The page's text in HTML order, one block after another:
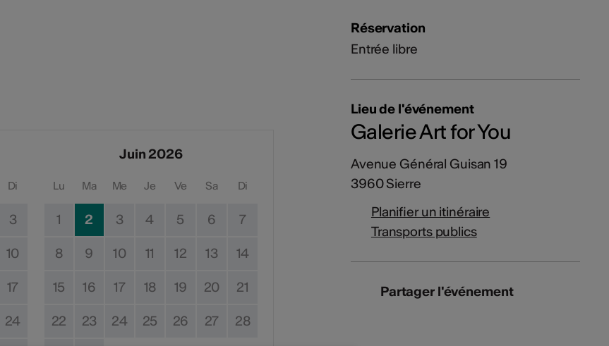
Di
3
10
17
24
Juin 2026
Lu Ma Me Je Ve Sa Di
1 2 3 4 5 6 7
8 9 10 11 12 13 14
15 16 17 18 19 20 21
22 23 24 25 26 27 28
Réservation
Entrée libre
Lieu de l'événement
Galerie Art for You
Avenue Général Guisan 19
3960 Sierre
Planifier un itinéraire
Transports publics
Partager l'événement